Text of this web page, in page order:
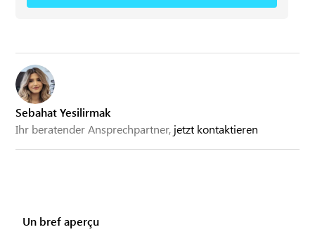
Sebahat Yesilirmak
Ihr beratender Ansprechpartner, jetzt kontaktieren
Un bref aperçu